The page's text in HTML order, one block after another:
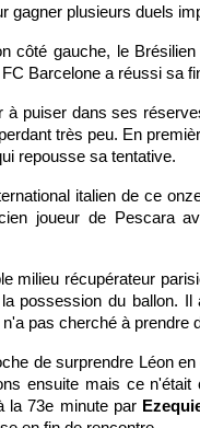
gagner plusieurs duels
côté gauche, le
Barcelone a réussi sa
puiser dans ses
très peu. En
repousse sa tentative.
italien de ce
joueur de Pescara
milieu récupérateur
possession du ballon.
pas cherché à prendre
de surprendre Léon
ensuite mais ce
la 73e minute par